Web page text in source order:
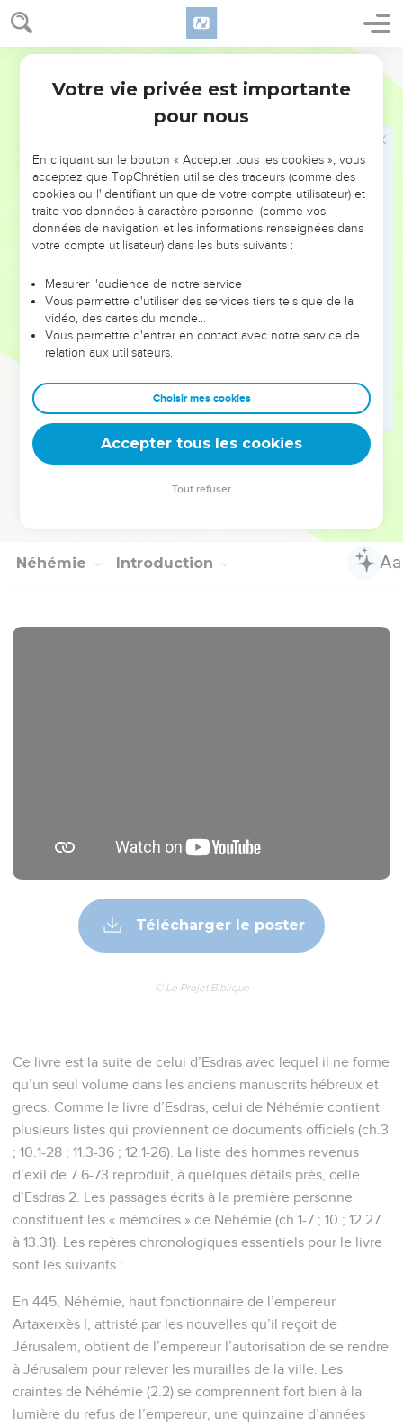
Esdras 10
Malkia, Chemaya, Chimon,
32 Benjamin, Mallouk et Chemaria,
des hommes de la famille de Hachoum : ce sont Mattenaï,
Mattatta, Zabad, Éliféleth, Yerémaï, Manassé et Chiméi,
des hommes de la famille de Bani : ce sont Maadaï,
Benaya, Bédia, Kelouhou,
Vania, Merémoth, Éliachib,
Mattania, Mattenaï, Yassaï,
Bani, Binnoui, Chiméi,
Maknadebaï, Chachaï, Charaï,
Azarel, Chélémia, Chemaria,
Challoum, Amaria et Joseph,
Zabad, Zébina, Yaddaï, Joël et Benaya.
Tous ces hommes-là se sont mariés avec des étrangères,
et certaines de ces femmes ont mis au monde des enfants.
© Société biblique française – Bibli’O, 2000, avec autorisation. Pour vous procurer
Néhémie Introduction
Télécharger le poster
© Le Projet Biblique
Ce livre est la suite de celui d’Esdras avec lequel il ne forme
qu’un seul volume dans les anciens manuscrits hébreux et
grecs. Comme le livre d’Esdras, celui de Néhémie contient
plusieurs listes qui proviennent de documents officiels (ch.3
; 10.1-28 ; 11.3-36 ; 12.1-26). La liste des hommes revenus
d’exil de 7.6-73 reproduit, à quelques détails près, celle
d’Esdras 2. Les passages écrits à la première personne
constituent les « mémoires » de Néhémie (ch.1-7 ; 10 ; 12.27
à 13.31). Les repères chronologiques essentiels pour le livre
sont les suivants :
En 445, Néhémie, haut fonctionnaire de l’empereur
Artaxerxès I, attristé par les nouvelles qu’il reçoit de
Jérusalem, obtient de l’empereur l’autorisation de se rendre
à Jérusalem pour relever les murailles de la ville. Les
craintes de Néhémie (2.2) se comprennent fort bien à la
lumière du refus de l’empereur, une quinzaine d’années
Votre vie privée est importante
pour nous
En cliquant sur le bouton « Accepter tous les cookies », vous
acceptez que TopChrétien utilise des traceurs (comme des
cookies ou l'identifiant unique de votre compte utilisateur) et
traite vos données à caractère personnel (comme vos
données de navigation et les informations renseignées dans
votre compte utilisateur) dans les buts suivants :
Mesurer l'audience de notre service
Vous permettre d'utiliser des services tiers tels que de la
vidéo, des cartes du monde…
Vous permettre d'entrer en contact avec notre service de
relation aux utilisateurs.
Choisir mes cookies
Accepter tous les cookies
Tout refuser